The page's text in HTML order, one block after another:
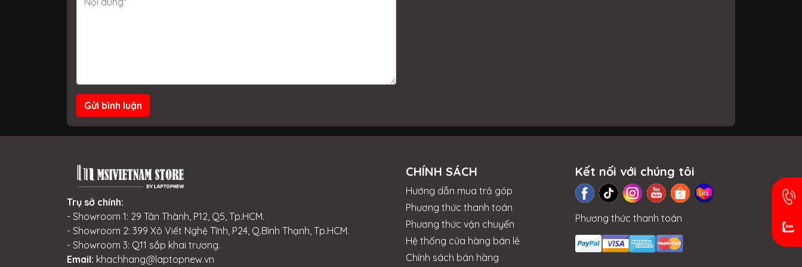
Gửi bình luận
Trụ sở chính:
- Showroom 1: 29 Tân Thành, P12, Q5, Tp.HCM.
- Showroom 2: 399 Xô Viết Nghệ Tĩnh, P24, Q.Bình Thạnh, Tp.HCM.
- Showroom 3: Q11 sắp khai trương.
Email: khachhang@laptopnew.vn
CHÍNH SÁCH
Hướng dẫn mua trả góp
Phương thức thanh toán
Phương thức vận chuyển
Hệ thống cửa hàng bán lẻ
Chính sách bán hàng
Kết nối với chúng tôi
Phương thức thanh toán